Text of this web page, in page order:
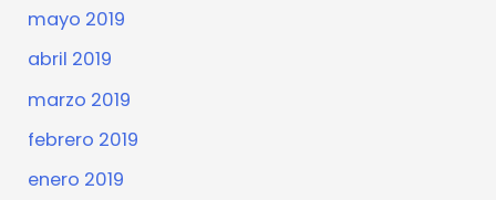
mayo 2019
abril 2019
marzo 2019
febrero 2019
enero 2019